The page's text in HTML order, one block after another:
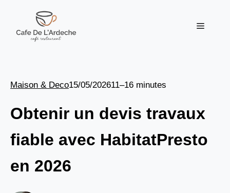
contenu
Menu
Maison & Deco15/05/202611–16 minutes
Obtenir un devis travaux
fiable avec HabitatPresto
en 2026